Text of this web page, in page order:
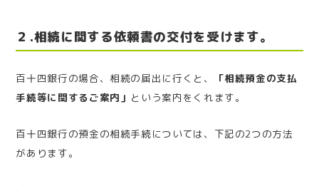
２.相続に関する依頼書の交付を受けます。
百十四銀行の場合、相続の届出に行くと、
「相続預金の支払
手続等に関するご案内」 という案内をくれます。
百十四銀行の預金の相続手続については、下記の2つの方法
があります。